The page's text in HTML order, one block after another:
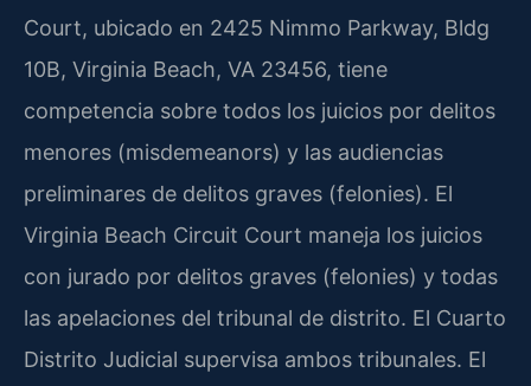
Court, ubicado en 2425 Nimmo Parkway, Bldg
10B, Virginia Beach, VA 23456, tiene
competencia sobre todos los juicios por delitos
menores (misdemeanors) y las audiencias
preliminares de delitos graves (felonies). El
Virginia Beach Circuit Court maneja los juicios
con jurado por delitos graves (felonies) y todas
las apelaciones del tribunal de distrito. El Cuarto
Distrito Judicial supervisa ambos tribunales. El